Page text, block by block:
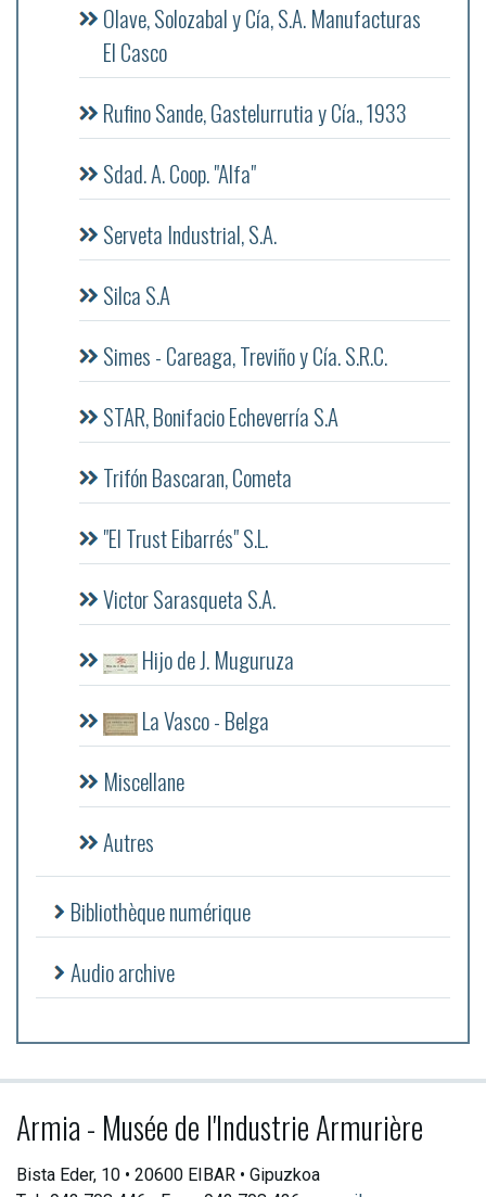
Olave, Solozabal y Cía, S.A. Manufacturas
El Casco
Rufino Sande, Gastelurrutia y Cía., 1933
Sdad. A. Coop. "Alfa"
Serveta Industrial, S.A.
Silca S.A
Simes - Careaga, Treviño y Cía. S.R.C.
STAR, Bonifacio Echeverría S.A
Trifón Bascaran, Cometa
"El Trust Eibarrés" S.L.
Victor Sarasqueta S.A.
Hijo de J. Muguruza
La Vasco - Belga
Miscellane
Autres
Bibliothèque numérique
Audio archive
Armia - Musée de l'Industrie Armurière
Bista Eder, 10 • 20600 EIBAR • Gipuzkoa